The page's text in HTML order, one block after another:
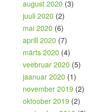
august 2020 (3)
juuli 2020 (2)
mai 2020 (6)
aprill 2020 (7)
märts 2020 (4)
veebruar 2020 (5)
jaanuar 2020 (1)
november 2019 (2)
oktoober 2019 (2)